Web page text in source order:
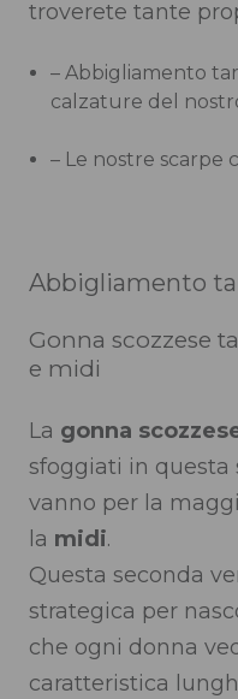
troverete tante
– Abbigliamento
calzature del
– Le nostre
Abbigliamento
Gonna scozzese
e midi
La gonna
sfoggiati in questa
vanno per la
la midi.
Questa seconda
strategica per
che ogni donna
caratteristica